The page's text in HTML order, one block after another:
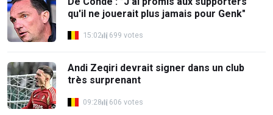
qu'il ne jouerait plus jamais pour Genk"
15:02 699 votes
Andi Zeqiri devrait signer dans un club
très surprenant
09:28 606 votes